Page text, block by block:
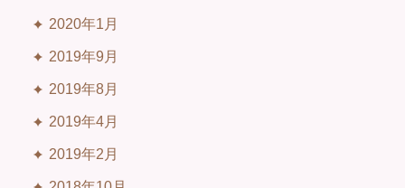
2020年1月
2019年9月
2019年8月
2019年4月
2019年2月